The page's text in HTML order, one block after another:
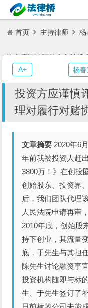
首页 主持律师 杨
资方应谨慎评估介入被投
投资方应谨慎
理对履行对赌
文章摘要 2020年6
年前我被投资人赶
3800万！》在创投
创始股东、投资界
后，我们团队代理
人民法院申请再审
2010年底，创始股
持下创业，其流量
底，于先生与其担
陈先生讨论融资事
投资机构随即与标
生、于先生签订了
日前标的公司未能
杨春
A+